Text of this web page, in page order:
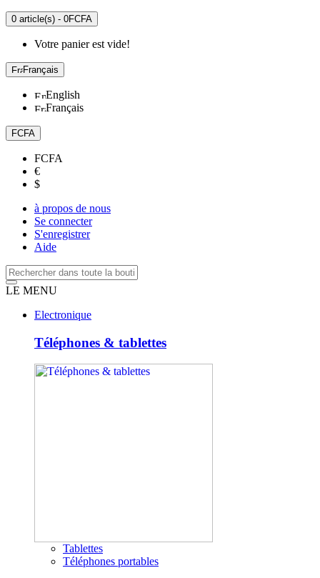
0 article(s) - 0FCFA
Votre panier est vide!
Français
English
Français
FCFA
FCFA
€
$
à propos de nous
Se connecter
S'enregistrer
Aide
LE MENU
Electronique
Téléphones & tablettes
Tablettes
Téléphones portables